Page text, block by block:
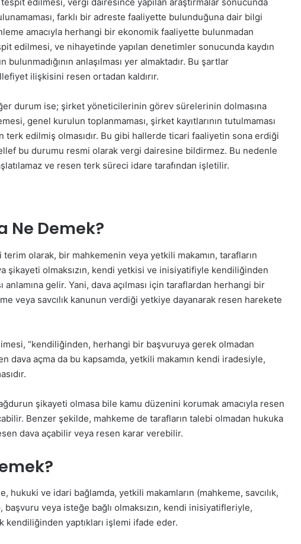
farklı bir adreste faaliyette bulunduğuna dair bilgi
amacıyla herhangi bir ekonomik faaliyette bulunmadan
edilmesi, ve nihayetinde yapılan denetimler sonucunda kaydın
anlaşılması yer almaktadır. Bu şartlar
ilişkisini resen ortadan kaldırır.
durum ise; şirket yöneticilerinin görev sürelerinin dolmasına
genel kurulun toplanmaması, şirket kayıtlarının tutulmaması
terk edilmiş olmasıdır. Bu gibi hallerde ticari faaliyetin sona erdiği
bu durumu resmi olarak vergi dairesine bildirmez. Bu nedenle
ve resen terk süreci idare tarafından işletilir.
Ne Demek?
terim olarak, bir mahkemenin veya yetkili makamın, tarafların
şikayeti olmaksızın, kendi yetkisi ve inisiyatifiyle kendiliğinden
anlamına gelir. Yani, dava açılması için taraflardan herhangi bir
veya savcılık kanunun verdiği yetkiye dayanarak resen harekete
“kendiliğinden, herhangi bir başvuruya gerek olmadan
dava açma da bu kapsamda, yetkili makamın kendi iradesiyle,
şikayeti olmasa bile kamu düzenini korumak amacıyla resen
Benzer şekilde, mahkeme de tarafların talebi olmadan hukuka
dava açabilir veya resen karar verebilir.
hukuki ve idari bağlamda, yetkili makamların (mahkeme, savcılık,
veya isteğe bağlı olmaksızın, kendi inisiyatifleriyle,
yaptıkları işlemi ifade eder.